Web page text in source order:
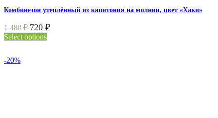
Комбинезон утеплённый из капитония на молнии, цвет «Хаки»
1 480₽ 720 ₽
Select options
-20%